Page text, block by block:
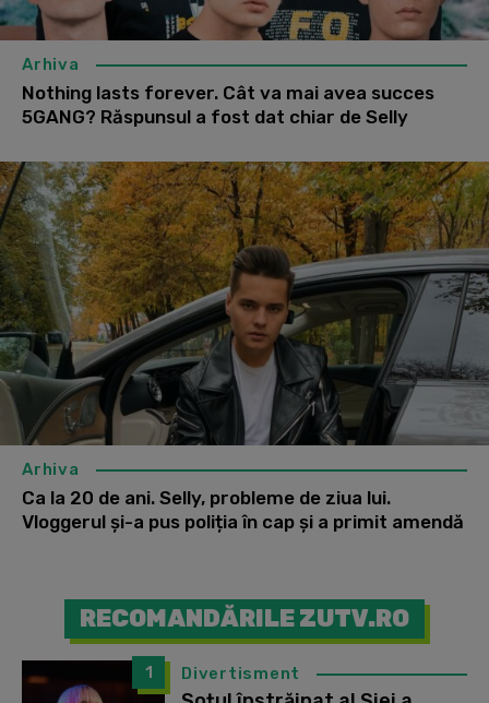
Arhiva
Nothing lasts forever. Cât va mai avea succes
5GANG? Răspunsul a fost dat chiar de Selly
Arhiva
Ca la 20 de ani. Selly, probleme de ziua lui.
Vloggerul și-a pus poliția în cap și a primit amendă
RECOMANDĂRILE ZUTV.RO
1 Divertisment